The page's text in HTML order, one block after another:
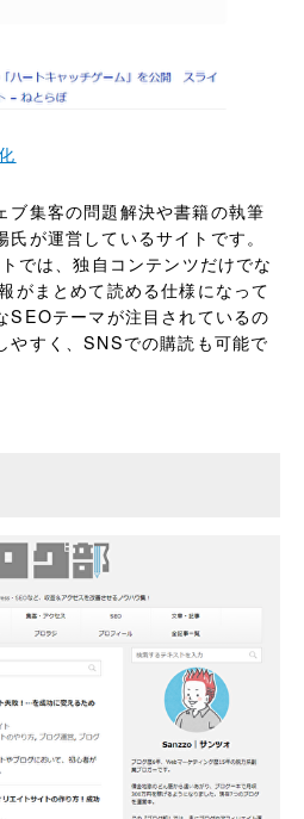
ブ集客の問題解決や書籍の執筆
が運営しているサイトです。
では、独自コンテンツだけでな
がまとめて読める仕様になって
SEOテーマが注目されているの
やすく、SNSでの購読も可能で